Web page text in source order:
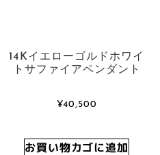
14Kイエローゴルドホワイ
トサファイアペンダント
¥40,500
お買い物カゴに追加